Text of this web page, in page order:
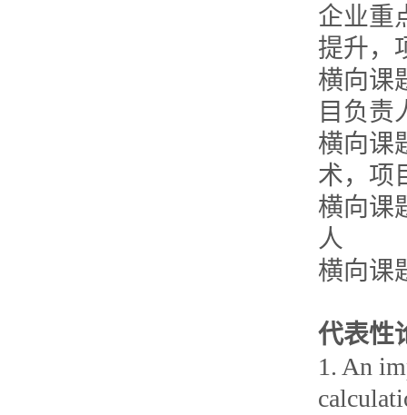
企业重
提升，
横向课
目负责
横向课
术，项
横向课
人
横向课
代表性
1. An